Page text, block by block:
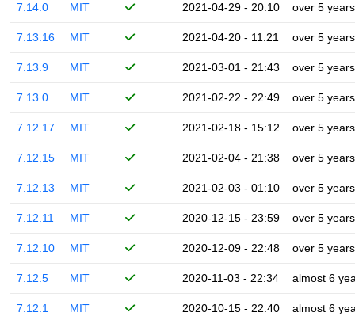
7.14.0 MIT 2021-04-29 - 20:10 over 5 years
7.13.16 MIT 2021-04-20 - 11:21 over 5 years
7.13.9 MIT 2021-03-01 - 21:43 over 5 years
7.13.0 MIT 2021-02-22 - 22:49 over 5 years
7.12.17 MIT 2021-02-18 - 15:12 over 5 years
7.12.15 MIT 2021-02-04 - 21:38 over 5 years
7.12.13 MIT 2021-02-03 - 01:10 over 5 years
7.12.11 MIT 2020-12-15 - 23:59 over 5 years
7.12.10 MIT 2020-12-09 - 22:48 over 5 years
7.12.5 MIT 2020-11-03 - 22:34 almost 6
7.12.1 MIT 2020-10-15 - 22:40 almost 6